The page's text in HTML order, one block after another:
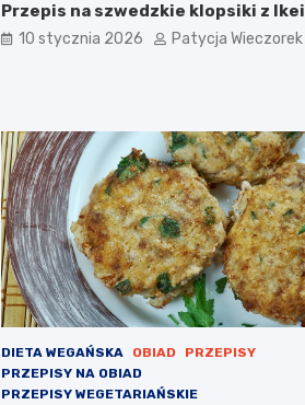
Przepis na szwedzkie klopsiki z Ikei
10 stycznia 2026 Patycja Wieczorek
DIETA WEGAŃSKA OBIAD
PRZEPISY
PRZEPISY NA OBIAD
PRZEPISY WEGETARIAŃSKIE